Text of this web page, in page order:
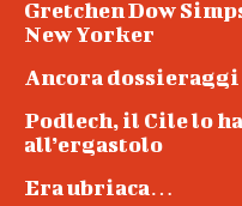
Gretchen Dow
New Yorker
Ancora dossieraggi
Podlech, il Cile lo
all’ergastolo
Era ubriaca…